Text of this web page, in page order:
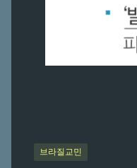
브라질교민